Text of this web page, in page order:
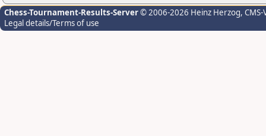
Chess-Tournament-Results-Server© 2006-2026 Heinz Herzog,
Legal details/Terms of use